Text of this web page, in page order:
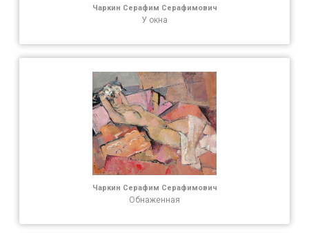
Чаркин Серафим Серафимович
У окна
Чаркин Серафим Серафимович
Обнаженная